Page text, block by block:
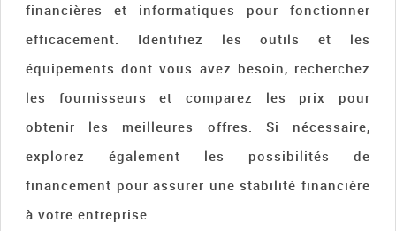
financières et informatiques pour fonctionner
efficacement. Identifiez les outils et les
équipements dont vous avez besoin, recherchez
les fournisseurs et comparez les prix pour
obtenir les meilleures offres. Si nécessaire,
explorez également les possibilités de
financement pour assurer une stabilité financière
à votre entreprise.